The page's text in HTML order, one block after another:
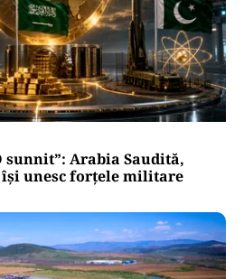
sunnit”: Arabia Saudită,
unesc forțele militare